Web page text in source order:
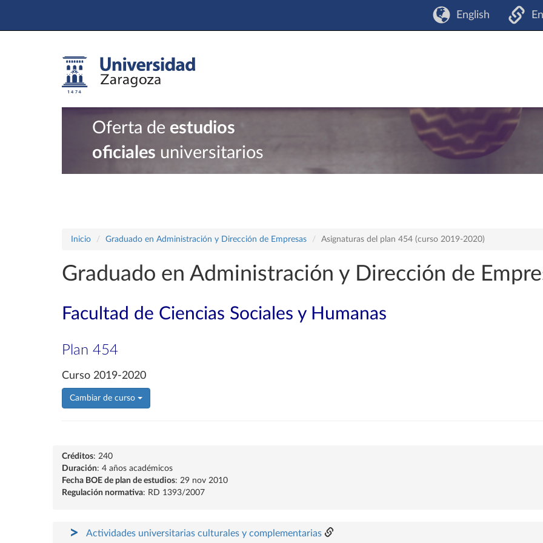
English
Oferta de estudios
oficiales universitarios
Inicio Graduado en Administración y Dirección de Empresas Asignaturas del plan 454 (curso 2019-2020)
Graduado en Administración y Dirección de
Facultad de Ciencias Sociales y Humanas
Plan 454
Curso 2019-2020
Cambiar de curso
Créditos: 240
Duración: 4 años académicos
Fecha BOE de plan de estudios: 29 nov 2010
Regulación normativa: RD 1393/2007
Actividades universitarias culturales y complementarias